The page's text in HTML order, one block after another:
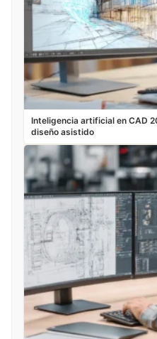
Inteligencia artificial en CAD
diseño asistido